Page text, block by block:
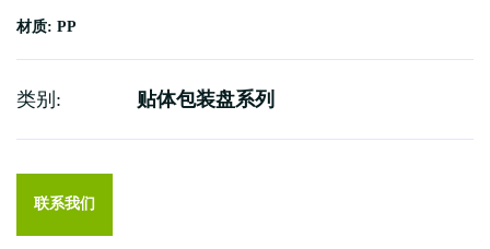
材质: PP
类别: 贴体包装盘系列
联系我们